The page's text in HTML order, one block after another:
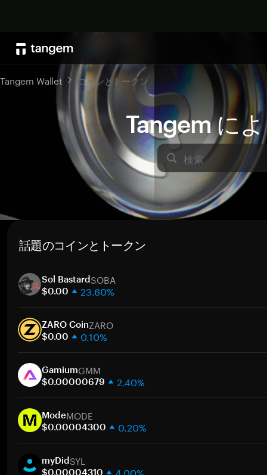
Tangem に
検索
Tangem Wallet コインとトークン
話題のコインとトークン
Sol BastardSOBA
$0.00 23.60%
30日間
時価総額
ZARO CoinZARO
$0.00 0.10%
30日間
時価総額
GamiumGMM
$0.00000679 2.40%
30日間
時価総額
ModeMODE
$0.00004300 0.20%
30日間myDidSYL
$0.00004310 4.00%